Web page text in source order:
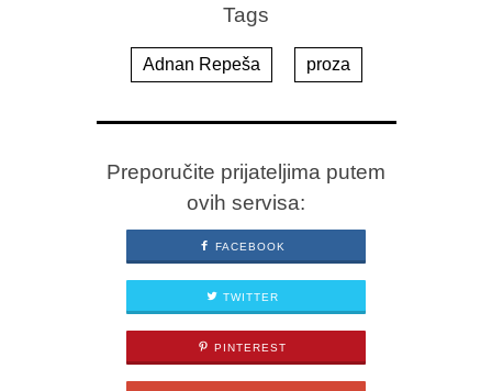
Tags
Adnan Repeša proza
Preporučite prijateljima putem
ovih servisa:
FACEBOOK
TWITTER
PINTEREST